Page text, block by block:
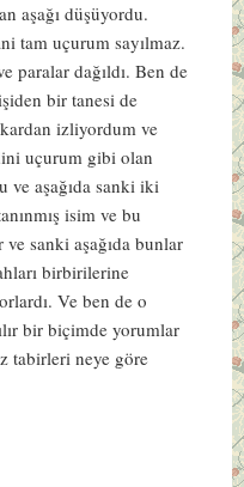
aşağı düşüyordu.
tam uçurum sayılmaz.
paralar dağıldı. Ben de
bir tanesi de
izliyordum ve
uçurum gibi olan
ve aşağıda sanki iki
isim ve bu
sanki aşağıda bunlar
birbirilerine
Ve ben de o
bir biçimde yorumlar
tabirleri neye göre